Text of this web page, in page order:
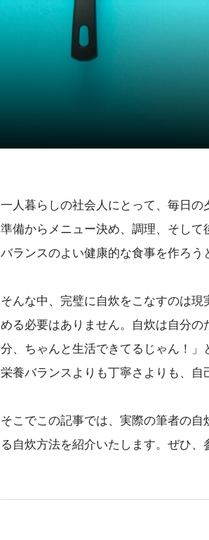
一人暮らしの社会人にとって、毎日
準備からメニュー決め、調理、そし
バランスのよい健康的な食事を作ろう
そんな中、完璧に自炊をこなすのは
める必要はありません。自炊は自分
分、ちゃんと生活できてるじゃん！」
栄養バランスよりも丁寧さよりも、自
そこでこの記事では、実際の筆者の
る自炊方法を紹介いたします。ぜひ、